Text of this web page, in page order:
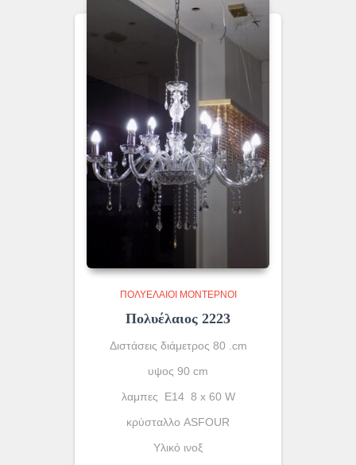
ΠΟΛΥΈΛΑΙΟΙ ΜΟΝΤΈΡΝΟΙ
Πολυέλαιος 2223
Διστάσεις διάμετρος 80 .cm
υψος 90 cm
λαμπες Ε14 8 x 60 W
κρύσταλλο ASFOUR
Yλικό ινοξ